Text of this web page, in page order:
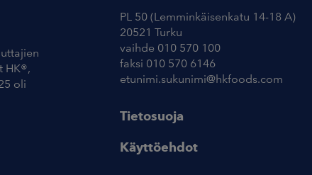
HK®,
oli
PL 50 (Lemminkäisenkatu 14-18 A)
20521 Turku
vaihde 010 570 100
faksi 010 570 6146
etunimi.sukunimi@hkfoods.com
Tietosuoja
Käyttöehdot